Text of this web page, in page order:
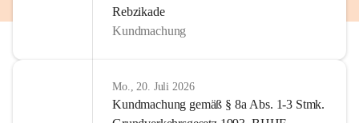
Rebzikade
Kundmachung
Mo., 20. Juli 2026
Kundmachung gemäß § 8a Abs. 1-3 Stmk.